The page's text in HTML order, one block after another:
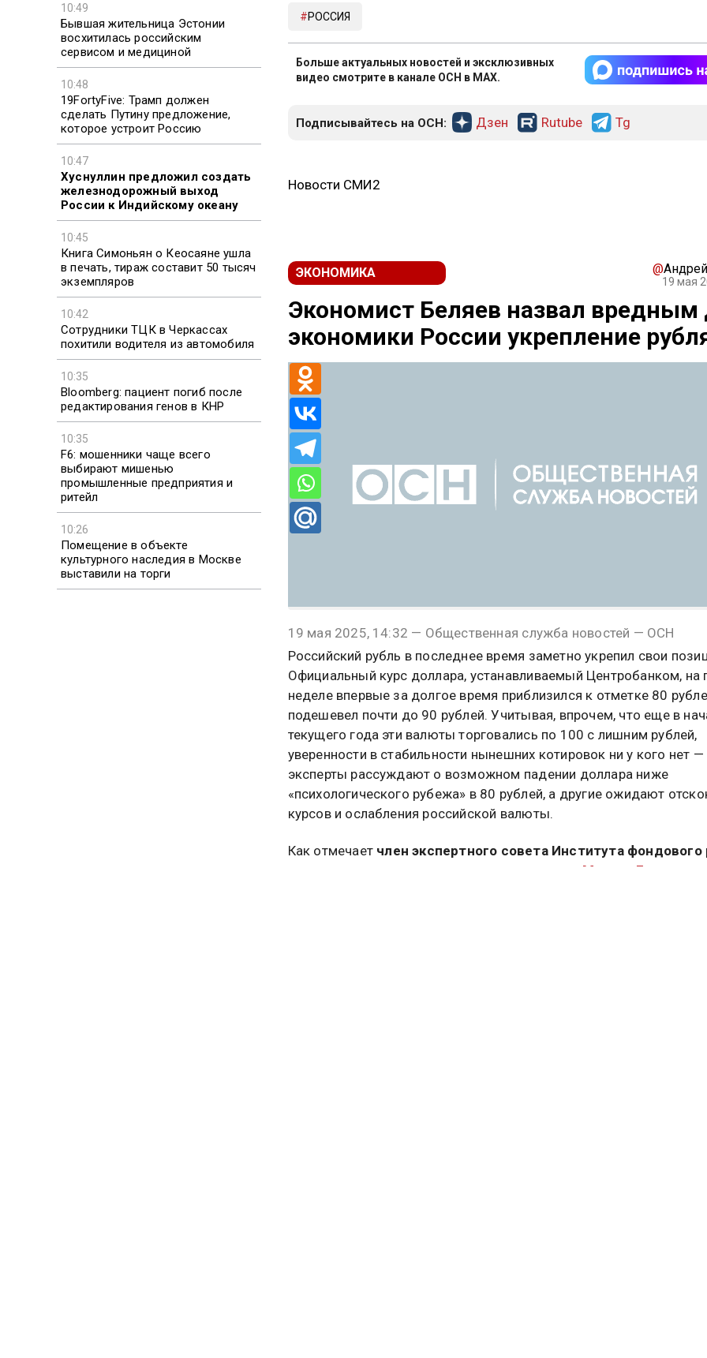
10:49
Бывшая жительница Эстонии
восхитилась российским
сервисом и медициной
10:48
19FortyFive: Трамп должен
сделать Путину предложение,
которое устроит Россию
10:47
Хуснуллин предложил создать
железнодорожный выход
России к Индийскому океану
10:45
Книга Симоньян о Кеосаяне ушла
в печать, тираж составит 50 тысяч
экземпляров
10:42
Сотрудники ТЦК в Черкассах
похитили водителя из автомобиля
10:35
Bloomberg: пациент погиб после
редактирования генов в КНР
10:35
F6: мошенники чаще всего
выбирают мишенью
промышленные предприятия и
ритейл
10:26
Помещение в объекте
культурного наследия в Москве
выставили на торги
РОССИЯ
Больше актуальных новостей и эксклюзивных
видео смотрите в канале ОСН в MAX.
Подписывайтесь на ОСН: Дзен Rutube Tg
Новости СМИ2
ЭКОНОМИКА @
19 мая
Экономист Беляев назвал вредным
экономики России укрепление
19 мая 2025, 14:32 — Общественная служба новостей — ОСН
Российский рубль в последнее время заметно укрепил свои
Официальный курс доллара, устанавливаемый Центробанком, на
неделе впервые за долгое время приблизился к отметке 80
подешевел почти до 90 рублей. Учитывая, впрочем, что еще в
текущего года эти валюты торговались по 100 с лишним рублей,
уверенности в стабильности нынешних котировок ни у кого нет
эксперты рассуждают о возможном падении доллара ниже
«психологического рубежа» в 80 рублей, а другие ожидают
курсов и ослабления российской валюты.
Как отмечает член экспертного совета Института фондового
Михаил Беляев